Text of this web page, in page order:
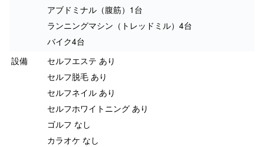
アブドミナル（腹筋）1台
ランニングマシン（トレッドミル）4台
バイク4台
設備
セルフエステ あり
セルフ脱毛 あり
セルフネイル あり
セルフホワイトニング あり
ゴルフ なし
カラオケ なし